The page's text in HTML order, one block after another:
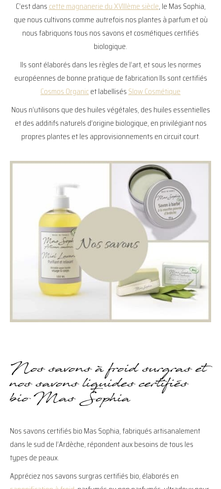
C’est danscette magnanerie du XVIIIème siècle, le Mas Sophia,
que nous cultivons comme autrefois nos plantes à parfum et où
nous fabriquons tous nos savons et cosmétiques certifiés
biologique.
Ils sont élaborés dans les règles de l’art, et sous les normes
européennes de bonne pratique de fabrication Ils sont certifiés
Cosmos Organicet labellisésSlow Cosmétique
Nous n’utilisons que des huiles végétales, des huiles essentielles
et des additifs naturels d’origine biologique, en privilégiant nos
propres plantes et les approvisionnements en circuit court.
Nos savons à froid surgras et
nos savons liquides certifiés
bio Mas Sophia
Nos savons certifiés bio Mas Sophia, fabriqués artisanalement
dans le sud de l’Ardèche, répondent aux besoins de tous les
types de peaux.
Appréciez nos savons surgras certifiés bio, élaborés en